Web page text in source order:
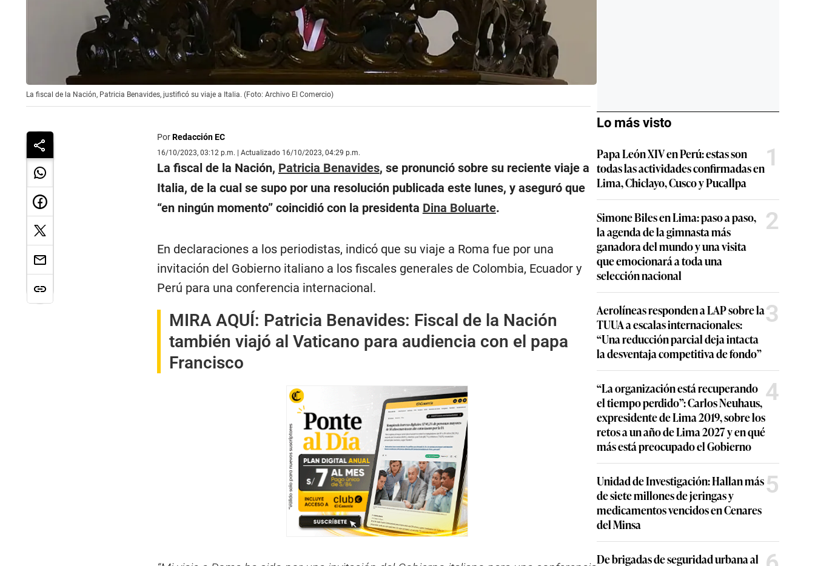
La fiscal de la Nación, Patricia Benavides, justificó su viaje a Italia. (Foto: Archivo El Comercio)
PorRedacción EC
16/10/2023, 03:12 p.m. | Actualizado 16/10/2023, 04:29 p.m.
La fiscal de la Nación, Patricia Benavides, se pronunció sobre su reciente viaje a
Italia, de la cual se supo por una resolución publicada este lunes, y aseguró que
“en ningún momento” coincidió con la presidenta Dina Boluarte.
En declaraciones a los periodistas, indicó que su viaje a Roma fue por una
invitación del Gobierno italiano a los fiscales generales de Colombia, Ecuador y
Perú para una conferencia internacional.
MIRA AQUÍ: Patricia Benavides: Fiscal de la Nación
también viajó al Vaticano para audiencia con el papa
Francisco
Lo más visto
Papa León XIV en Perú: estas son
todas las actividades confirmadas en
Lima, Chiclayo, Cusco y Pucallpa
1
Simone Biles en Lima: paso a paso,
la agenda de la gimnasta más
ganadora del mundo y una visita
que emocionará a toda una
selección nacional
2
Aerolíneas responden a LAP sobre la
TUUA a escalas internacionales:
“Una reducción parcial deja intacta
la desventaja competitiva de fondo”
3
“La organización está recuperando
el tiempo perdido”: Carlos Neuhaus,
expresidente de Lima 2019, sobre los
retos a un año de Lima 2027 y en qué
más está preocupado el Gobierno
4
Unidad de Investigación: Hallan más
de siete millones de jeringas y
medicamentos vencidos en Cenares
del Minsa
5
De brigadas de seguridad urbana al